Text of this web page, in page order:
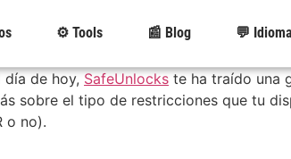
⚙️ Tools 📰 Blog 💬
día de hoy,SafeUnlockste ha traído una
sobre el tipo de restricciones que tu
o no).